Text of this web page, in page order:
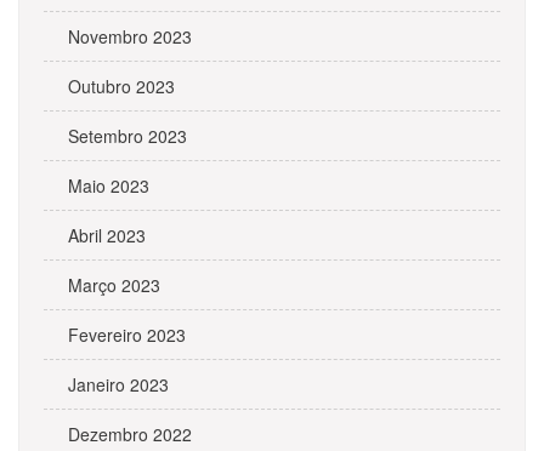
Novembro 2023
Outubro 2023
Setembro 2023
Maio 2023
Abril 2023
Março 2023
Fevereiro 2023
Janeiro 2023
Dezembro 2022